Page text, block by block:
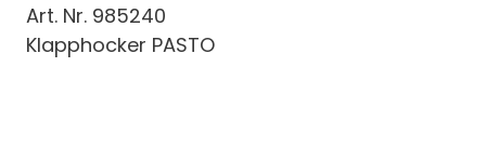
Art. Nr. 985240
Klapphocker PASTO